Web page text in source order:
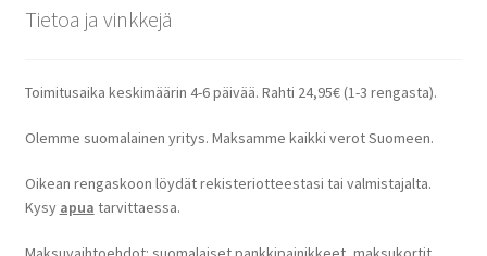
Tietoa ja vinkkejä
Toimitusaika keskimäärin 4-6 päivää. Rahti 24,95€ (1-3 rengasta).
Olemme suomalainen yritys. Maksamme kaikki verot Suomeen.
Oikean rengaskoon löydät rekisteriotteestasi tai valmistajalta.
Kysy apua tarvittaessa.